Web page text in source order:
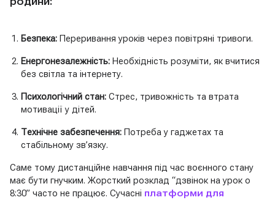
Безпека:Переривання уроків через повітряні тривоги.
Енергонезалежність:Необхідність розуміти, як вчитися
без світла та інтернету.
Психологічний стан:Стрес, тривожність та втрата
мотивації у дітей.
Технічне забезпечення:Потреба у гаджетах та
стабільному зв’язку.
Саме тому дистанційне навчання під час воєнного стану
має бути гнучким. Жорсткий розклад “дзвінок на урок о
8:30” часто не працює. Сучасні платформи для